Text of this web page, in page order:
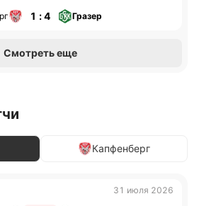
1 : 4 Гразер
Смотреть еще
Капфенберг
31 июля 2026